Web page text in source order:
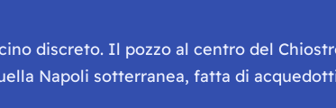
discreto. Il pozzo al centro del
Napoli sotterranea, fatta di